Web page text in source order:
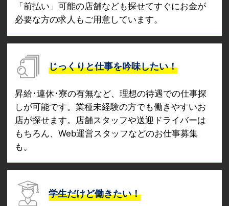
「前払い」可能の店舗なども探せてすぐにお金が
必要な方の求人もご用意しています。
じっくりと仕事を吟味したい！
昇給･連休･寮の有無など、理想の待遇での仕事探
しが可能です。業種未経験の方でも働きやすいお
店が探せます。店舗スタッフや送迎ドライバーは
もちろん、Web運営スタッフなどのお仕事募集
も。
学生だけど働きたい！